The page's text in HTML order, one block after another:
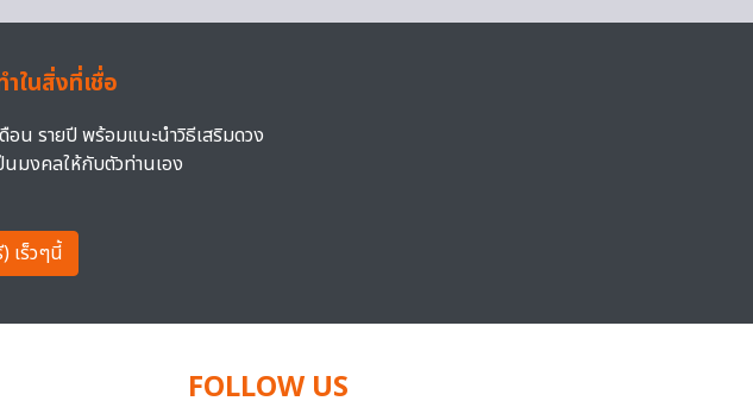
ในสิ่งที่เชื่อ
อน รายปี พร้อมแนะนำวิธีเสริมดวง
นมงคลให้กับตัวท่านเอง
เร็วๆนี้
FOLLOW US